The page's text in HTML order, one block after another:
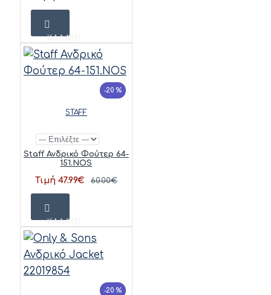
ΚΑΛΆΘΙ
-20 %
STAFF
Staff Ανδρικό Φούτερ 64-
151.NOS
Τιμή 47.99€ 60.00€
ΚΑΛΆΘΙ
-20 %